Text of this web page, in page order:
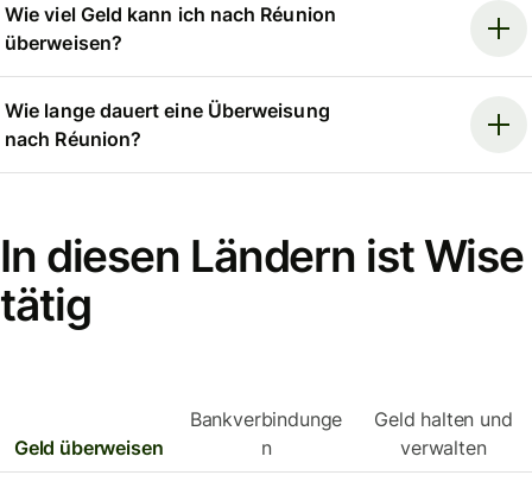
Wie viel Geld kann ich nach Réunion
überweisen?
Wie lange dauert eine Überweisung
nach Réunion?
In diesen Ländern ist Wise
tätig
Geld überweisen
Bankverbindunge
n
Geld halten und
verwalten